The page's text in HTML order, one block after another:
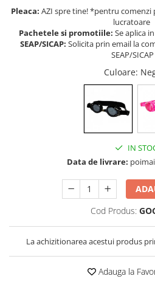
Puericultura mare
Somnul bebelusului
Tarcuri copii / bebelusi
Accesorii bebelusi / nou-nascuti
Perne si saltele bebelusi
Diversificare bebelusi
Maternitate
Jucarii copii si jocuri educative
Pleaca: AZI spre tine! *pentru comenzi
lucratoare
Pachetele si promotiile: Se aplica
SEAP/SICAP: Solicita prin email la
SEAP/SICAP
Culoare:
IN
Data de livrare:
Cod Produs:
La achizitionarea acestui produs
Adauga la